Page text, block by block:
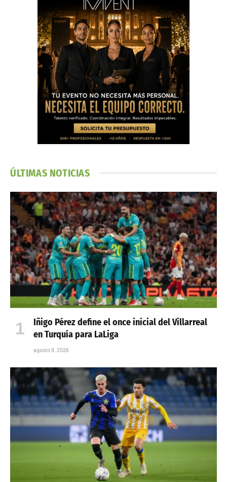
ÚLTIMAS NOTICIAS
Iñigo Pérez define el once inicial del Villarreal
en Turquía para LaLiga
agosto 9, 2026